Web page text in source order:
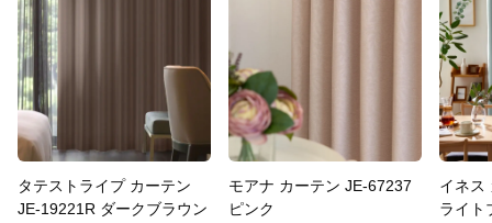
タテストライプ カーテン
JE-19221R ダークブラウン
モアナ カーテン JE-67237
ピンク
イネス
ライト